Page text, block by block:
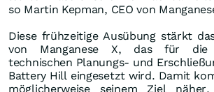
so Martin Kepman, CEO von
Diese frühzeitige Ausübung stärkt
von Manganese X, das für die
technischen Planungs- und
Battery Hill eingesetzt wird. Damit
möglicherweise seinem Ziel